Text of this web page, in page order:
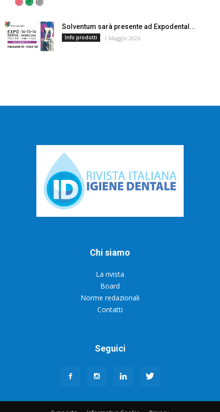
Solventum sarà presente ad Expodental...
Info prodotti 1 Maggio 2026
Chi siamo
La rivista
Board
Norme redazionali
Contatti
Seguici